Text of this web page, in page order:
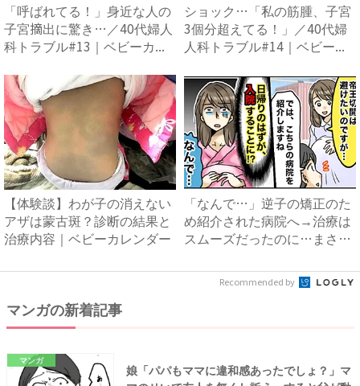
「呼ばれてる！」身近な人の
子宮摘出に驚き…／40代婦人
科トラブル#13｜ベビーカ...
ショック…「私の筋腫、子宮
3個分超えてる！」／40代婦
人科トラブル#14｜ベビー...
【体験談】わが子の消えない
アザは蒙古斑？診断の結果と
治療内容｜ベビーカレンダー
「なんで…」逆子の矯正のた
め紹介された病院へ→治療は
スムーズだったのに…まさか
Recommended by
マンガの新着記事
マンガ
娘「パパもママに違和感あったでしょ？」マ